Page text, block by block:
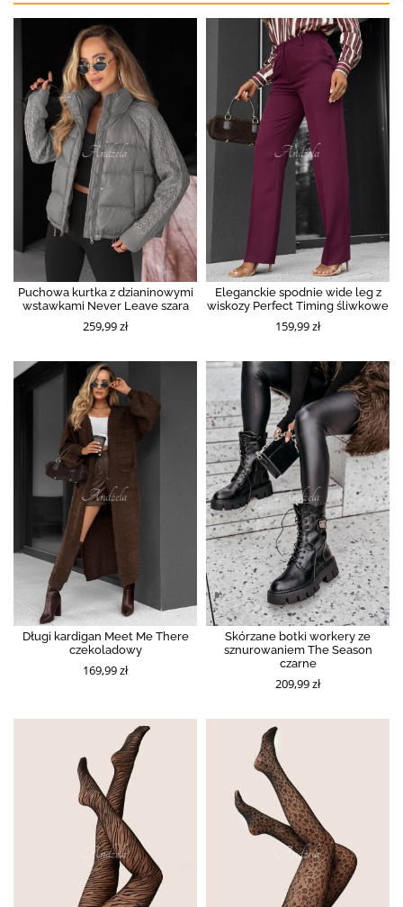
Puchowa kurtka z dzianinowymi
wstawkami Never Leave szara
259,99 zł
Eleganckie spodnie wide leg z
wiskozy Perfect Timing śliwkowe
159,99 zł
Długi kardigan Meet Me There
czekoladowy
169,99 zł
Skórzane botki workery ze
sznurowaniem The Season
czarne
209,99 zł